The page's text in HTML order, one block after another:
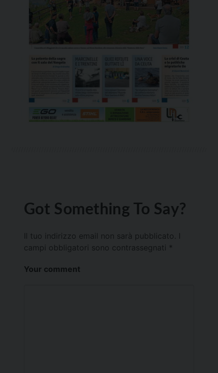
Got Something To Say?
Il tuo indirizzo email non sarà pubblicato.
campi obbligatori sono contrassegnati *
Your comment